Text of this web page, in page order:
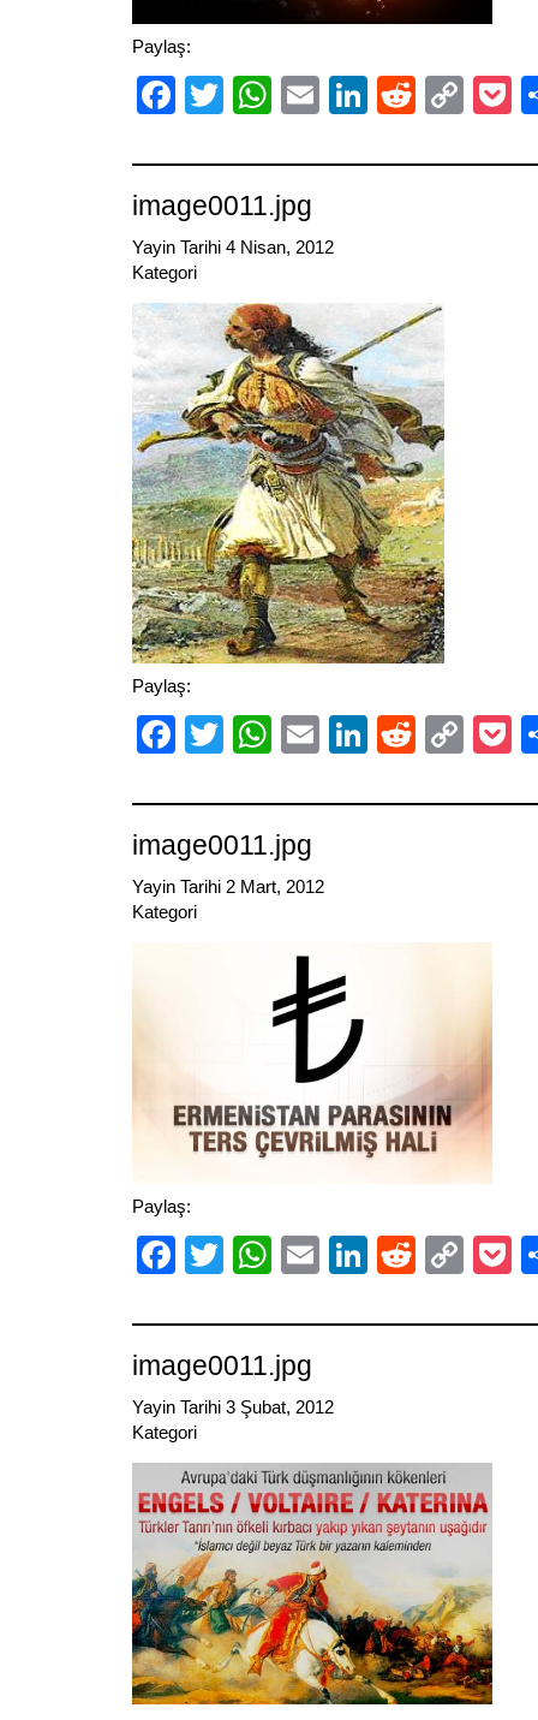
Paylaş:
Facebook
TwitterWhatsApp
EmailLinkedIn
Reddit
image0011.jpg
Yayin Tarihi 4 Nisan, 2012
Kategori
Paylaş:
Facebook
TwitterWhatsApp
EmailLinkedIn
Reddit
image0011.jpg
Yayin Tarihi 2 Mart, 2012
Kategori
Paylaş:
Facebook
TwitterWhatsApp
EmailLinkedIn
Reddit
image0011.jpg
Yayin Tarihi 3 Şubat, 2012
Kategori